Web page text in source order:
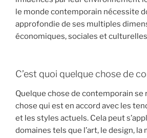
le monde contemporain nécessite
approfondie de ses multiples
économiques, sociales et
C’est quoi quelque chose de
Quelque chose de contemporain se
chose qui est en accord avec les
et les styles actuels. Cela peut
domaines tels que l’art, le design, la